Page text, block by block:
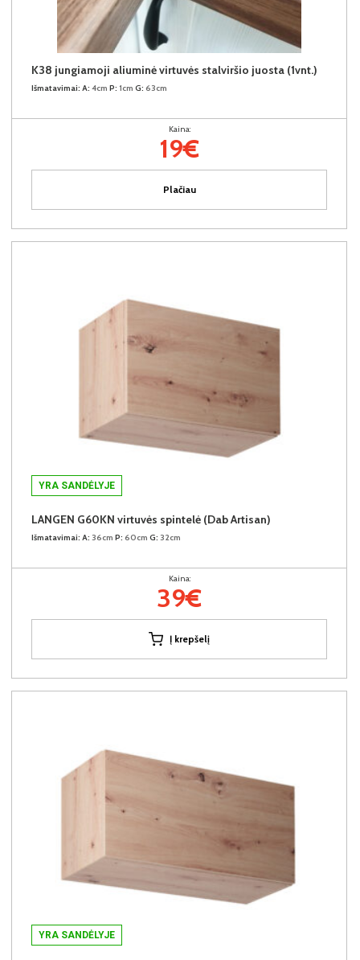
K38 jungiamoji aliuminė virtuvės stalviršio juosta (1vnt.)
Išmatavimai: A: 4cm P: 1cm G: 63cm
Kaina:
19€
Plačiau
YRA SANDĖLYJE
LANGEN G60KN virtuvės spintelė (Dab Artisan)
Išmatavimai: A: 36cm P: 60cm G: 32cm
Kaina:
39€
Į krepšelį
YRA SANDĖLYJE